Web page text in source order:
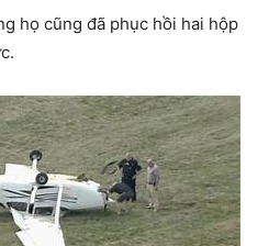
họ cũng đã phục hồi hai hộp